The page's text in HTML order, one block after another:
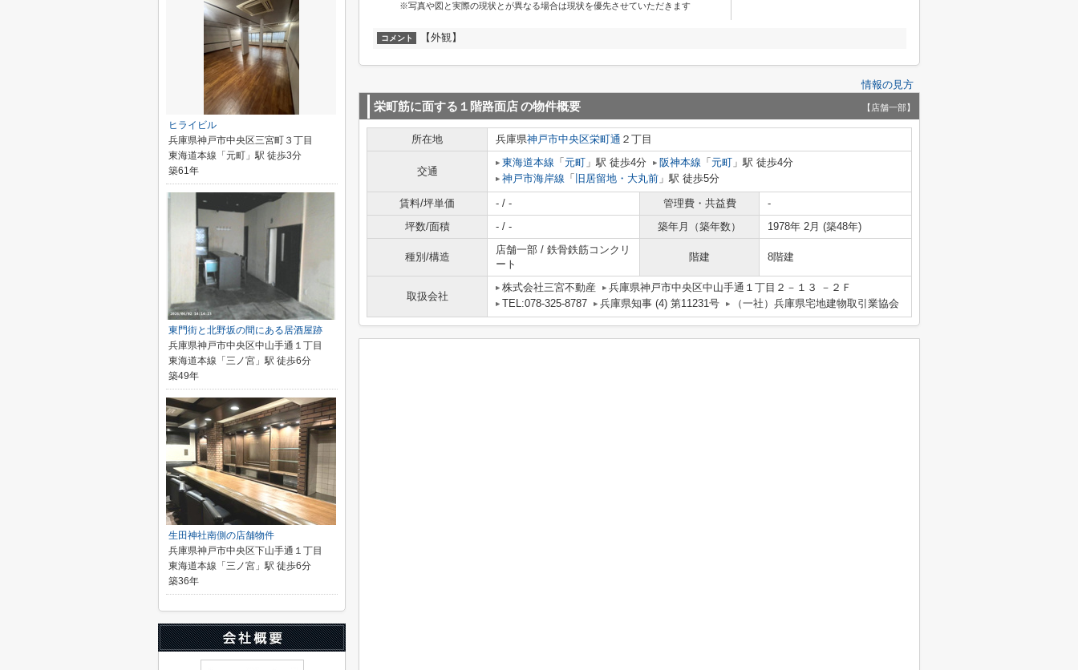
※写真や図と実際の現状とが異なる場合は現状を優先させていただきます
コメント 【外観】
情報の見方
栄町筋に面する１階路面店の物件概要 【店舗一部】
所在地 兵庫県神戸市中央区栄町通 ２丁目
交通
東海道本線 「 元町 」駅 徒歩4分 阪神本線 「 元町 」駅 徒歩4分
神戸市海岸線 「 旧居留地・大丸前 」駅 徒歩5分
賃料/坪単価 - / - 管理費・共益費
-
坪数/面積
- / - 築年月（築年数） 1978年 2月 (築48年)
種別/構造
店舗一部 / 鉄骨鉄筋コンクリ
ート
階建 8階建
取扱会社
株式会社三宮不動産
兵庫県神戸市中央区中山手通１丁目２－１３ －２Ｆ
TEL:078-325-8787
兵庫県知事 (4) 第11231号 （一社）兵庫県宅地建物取引業協会
ヒライビル
兵庫県神戸市中央区三宮町３丁目
東海道本線「元町」駅 徒歩3分
築61年
東門街と北野坂の間にある居酒屋跡
兵庫県神戸市中央区中山手通１丁目
東海道本線「三ノ宮」駅 徒歩6分
築49年
生田神社南側の店舗物件
兵庫県神戸市中央区下山手通１丁目
東海道本線「三ノ宮」駅 徒歩6分
築36年